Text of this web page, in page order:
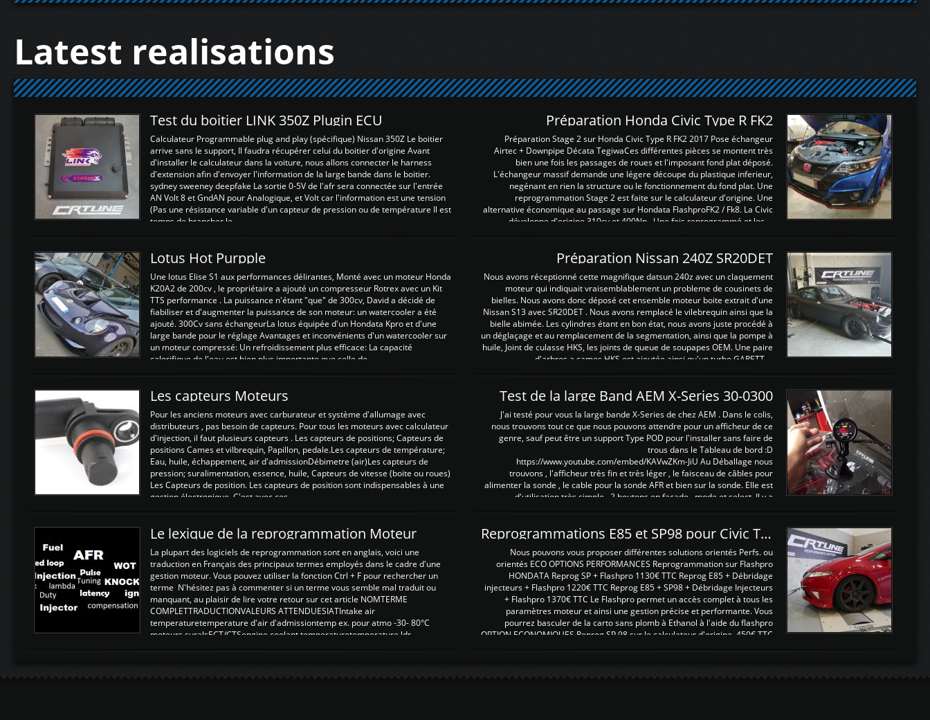
Latest realisations
Test du boitier LINK 350Z Plugin ECU
Calculateur Programmable plug and play (spécifique) Nissan 350Z Le boitier
arrive sans le support, Il faudra récupérer celui du boitier d'origine Avant
d'installer le calculateur dans la voiture, nous allons connecter le harness
d'extension afin d'envoyer l'information de la large bande dans le boitier.
sydney sweeney deepfake La sortie 0-5V de l'afr sera connectée sur l'entrée
AN Volt 8 et GndAN pour Analogique, et Volt car l'information est une tension
(Pas une résistance variable d'un capteur de pression ou de température Il est
temps de brancher le ...
Préparation Honda Civic Type R FK2
Préparation Stage 2 sur Honda Civic Type R FK2 2017 Pose échangeur
Airtec + Downpipe Décata TegiwaCes différentes pièces se montent très
bien une fois les passages de roues et l'imposant fond plat déposé.
L'échangeur massif demande une légere découpe du plastique inferieur,
negénant en rien la structure ou le fonctionnement du fond plat. Une
reprogrammation Stage 2 est faite sur le calculateur d'origine. Une
alternative économique au passage sur Hondata FlashproFK2 / Fk8. La Civic
développe d'origine 310cv et 400Nn , Une fois reprogrammé et les ...
Lotus Hot Purpple
Une lotus Elise S1 aux performances délirantes, Monté avec un moteur Honda
K20A2 de 200cv , le propriétaire a ajouté un compresseur Rotrex avec un Kit
TTS performance . La puissance n'étant "que" de 300cv, David a décidé de
fiabiliser et d'augmenter la puissance de son moteur: un watercooler a été
ajouté. 300Cv sans échangeurLa lotus équipée d'un Hondata Kpro et d'une
large bande pour le réglage Avantages et inconvénients d'un watercooler sur
un moteur compressé: Un refroidissement plus efficace: La capacité
calorifique de l'eau est bien plus importante que celle de ...
Préparation Nissan 240Z SR20DET
Nous avons réceptionné cette magnifique datsun 240z avec un claquement
moteur qui indiquait vraisemblablement un probleme de cousinets de
bielles. Nous avons donc déposé cet ensemble moteur boite extrait d'une
Nissan S13 avec SR20DET . Nous avons remplacé le vilebrequin ainsi que la
bielle abimée. Les cylindres étant en bon état, nous avons juste procédé à
un déglaçage et au remplacement de la segmentation, ainsi que la pompe à
huile, Joint de culasse HKS, les joints de queue de soupapes OEM. Une paire
d'arbres a cames HKS est ajoutée ainsi qu'un turbo GARETT ...
Les capteurs Moteurs
Pour les anciens moteurs avec carburateur et système d'allumage avec
distributeurs , pas besoin de capteurs. Pour tous les moteurs avec calculateur
d'injection, il faut plusieurs capteurs . Les capteurs de positions; Capteurs de
positions Cames et vilbrequin, Papillon, pedale.Les capteurs de température;
Eau, huile, échappement, air d'admissionDébimetre (air)Les capteurs de
pression; suralimentation, essence, huile, Capteurs de vitesse (boite ou roues)
Les Capteurs de position. Les capteurs de position sont indispensables à une
gestion électronique. C'est avec ces ...
Test de la large Band AEM X-Series 30-0300
J'ai testé pour vous la large bande X-Series de chez AEM . Dans le colis,
nous trouvons tout ce que nous pouvons attendre pour un afficheur de ce
genre, sauf peut être un support Type POD pour l'installer sans faire de
trous dans le Tableau de bord :D
https://www.youtube.com/embed/KAVwZKm-JiU Au Déballage nous
trouvons , l'afficheur très fin et très léger , le faisceau de câbles pour
alimenter la sonde , le cable pour la sonde AFR et bien sur la sonde. Elle est
d'utilisation très simple , 2 boutons en façade , mode et select. Il y a
Le lexique de la reprogrammation Moteur
La plupart des logiciels de reprogrammation sont en anglais, voici une
traduction en Français des principaux termes employés dans le cadre d'une
gestion moteur. Vous pouvez utiliser la fonction Ctrl + F pour rechercher un
terme N'hésitez pas à commenter si un terme vous semble mal traduit ou
manquant, au plaisir de lire votre retour sur cet article NOMTERME
COMPLETTRADUCTIONVALEURS ATTENDUESIATIntake air
temperaturetemperature d'air d'admissiontemp ex. pour atmo -30- 80°C
moteurs suralsECT/CTSengine coolant temperaturetemperature ldr
Reprogrammations E85 et SP98 pour Civic Type R FN2
Nous pouvons vous proposer différentes solutions orientés Perfs. ou
orientés ECO OPTIONS PERFORMANCES Reprogrammation sur Flashpro
HONDATA Reprog SP + Flashpro 1130€ TTC Reprog E85 + Débridage
injecteurs + Flashpro 1220€ TTC Reprog E85 + SP98 + Débridage Injecteurs
+ Flashpro 1370€ TTC Le Flashpro permet un accès complet à tous les
paramètres moteur et ainsi une gestion précise et performante. Vous
pourrez basculer de la carto sans plomb à Ethanol à l'aide du flashpro
OPTION ECONOMIQUES Reprog SP 98 sur le calculateur d'origine 450€ TTC